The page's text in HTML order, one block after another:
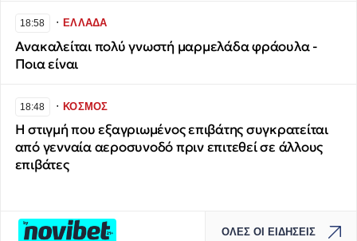
18:58 ∙ΕΛΛΑΔΑ
Ανακαλείται πολύ γνωστή μαρμελάδα φράουλα -
Ποια είναι
18:48 ∙ΚΟΣΜΟΣ
Η στιγμή που εξαγριωμένος επιβάτης συγκρατείται
από γενναία αεροσυνοδό πριν επιτεθεί σε άλλους
επιβάτες
ΟΛΕΣ ΟΙ ΕΙΔΗΣΕΙΣ